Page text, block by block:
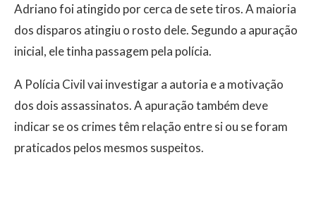
Adriano foi atingido por cerca de sete tiros. A maioria
dos disparos atingiu o rosto dele. Segundo a apuração
inicial, ele tinha passagem pela polícia.
A Polícia Civil vai investigar a autoria e a motivação
dos dois assassinatos. A apuração também deve
indicar se os crimes têm relação entre si ou se foram
praticados pelos mesmos suspeitos.